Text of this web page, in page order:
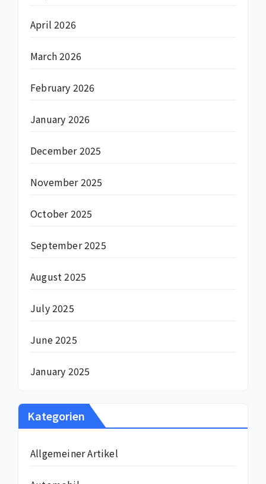
April 2026
March 2026
February 2026
January 2026
December 2025
November 2025
October 2025
September 2025
August 2025
July 2025
June 2025
January 2025
Kategorien
Allgemeiner Artikel